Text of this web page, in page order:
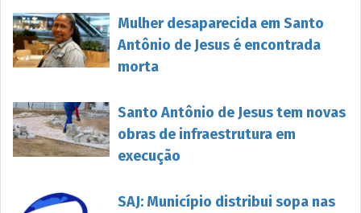
Mulher desaparecida em Santo
Antônio de Jesus é encontrada
morta
Santo Antônio de Jesus tem novas
obras de infraestrutura em
execução
SAJ: Município distribui sopa nas